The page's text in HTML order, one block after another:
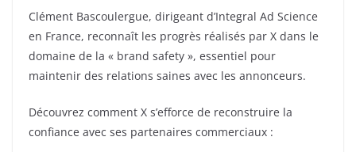
Clément Bascoulergue, dirigeant d’Integral Ad Science
en France, reconnaît les progrès réalisés par X dans le
domaine de la « brand safety », essentiel pour
maintenir des relations saines avec les annonceurs.
Découvrez comment X s’efforce de reconstruire la
confiance avec ses partenaires commerciaux :